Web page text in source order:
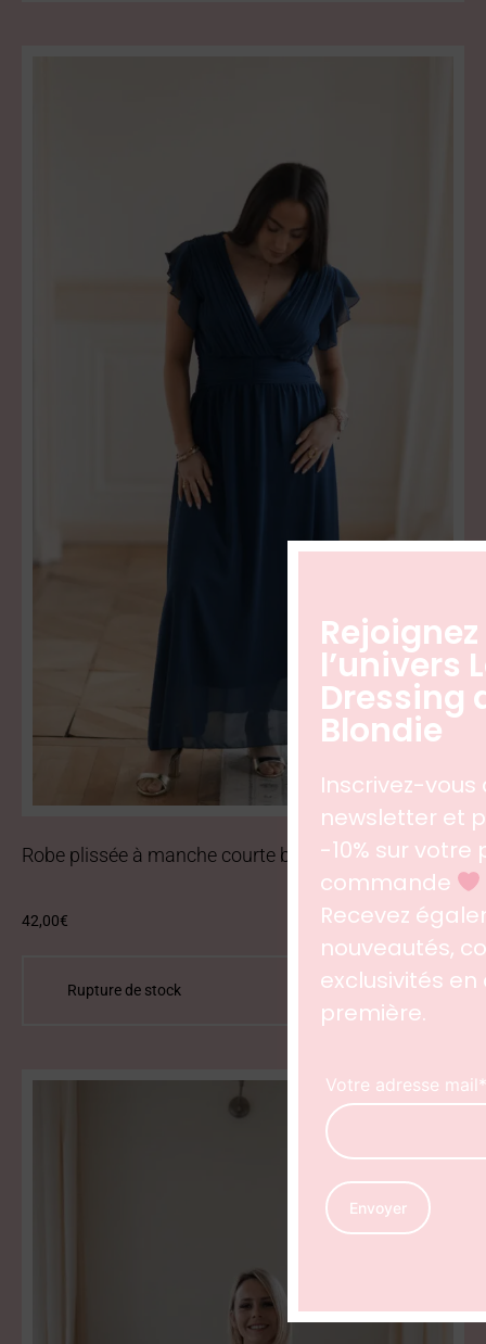
Robe plissée à manche courte bleu nuit
42,00€
Rejoignez
l’univers
Dressing
Blondie
Inscrivez-vous
newsletter et
-10% sur votre
commande
Recevez
nouveautés,
exclusivités
première.
Votre adresse mail*